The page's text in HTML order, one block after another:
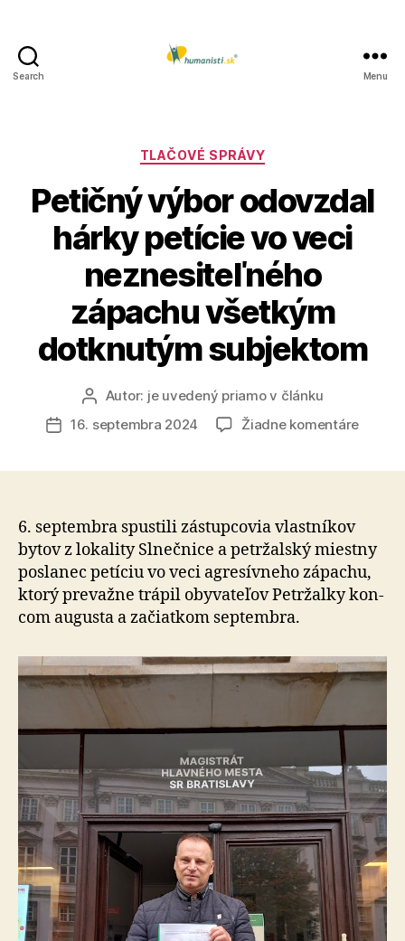
Search Menu
Kategórie
TLAČOVÉ SPRÁVY
Petičný výbor odovzdal
hárky petície vo veci
neznesiteľného
zápachu všetkým
dotknutým subjektom
AutorAutor: je uvedený priamo v článku
Dátum
16. septembra 2024 Žiadne komentárena
vo
veci
6. septembra spustili zástupcovia vlastníkov
bytov z lo­ka­li­ty Slneč­nice a petržalský miestny
posla­nec petíciu vo veci agre­sív­neho zápachu,
ktorý pre­važne trápil oby­va­te­ľov Petržalky kon­
com augusta a za­čiat­kom sep­tem­bra.